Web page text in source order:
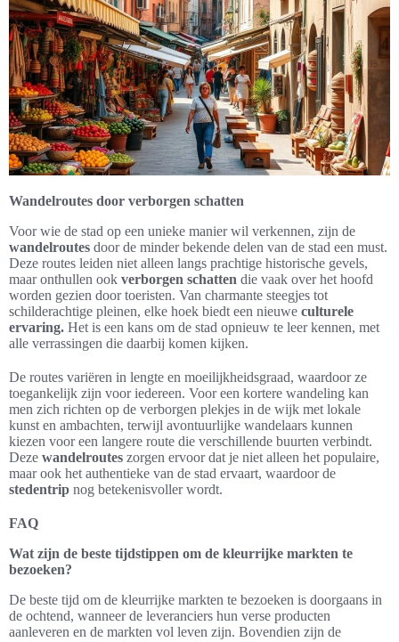
Wandelroutes door verborgen schatten
Voor wie de stad op een unieke manier wil verkennen, zijn de
wandelroutes door de minder bekende delen van de stad een must.
Deze routes leiden niet alleen langs prachtige historische gevels,
maar onthullen ook verborgen schatten die vaak over het hoofd
worden gezien door toeristen. Van charmante steegjes tot
schilderachtige pleinen, elke hoek biedt een nieuwe culturele
ervaring. Het is een kans om de stad opnieuw te leer kennen, met
alle verrassingen die daarbij komen kijken.
De routes variëren in lengte en moeilijkheidsgraad, waardoor ze
toegankelijk zijn voor iedereen. Voor een kortere wandeling kan
men zich richten op de verborgen plekjes in de wijk met lokale
kunst en ambachten, terwijl avontuurlijke wandelaars kunnen
kiezen voor een langere route die verschillende buurten verbindt.
Deze wandelroutes zorgen ervoor dat je niet alleen het populaire,
maar ook het authentieke van de stad ervaart, waardoor de
stedentrip nog betekenisvoller wordt.
FAQ
Wat zijn de beste tijdstippen om de kleurrijke markten te
bezoeken?
De beste tijd om de kleurrijke markten te bezoeken is doorgaans in
de ochtend, wanneer de leveranciers hun verse producten
aanleveren en de markten vol leven zijn. Bovendien zijn de